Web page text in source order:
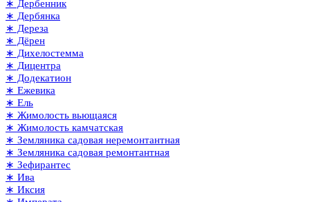
∗ Дербенник
∗ Дербянка
∗ Дереза
∗ Дёрен
∗ Дихелостемма
∗ Дицентра
∗ Додекатион
∗ Ежевика
∗ Ель
∗ Жимолость вьющаяся
∗ Жимолость камчатская
∗ Земляника садовая неремонтантная
∗ Земляника садовая ремонтантная
∗ Зефирантес
∗ Ива
∗ Иксия